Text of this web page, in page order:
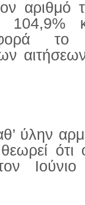
αριθμό
104,9%
το
ύλην